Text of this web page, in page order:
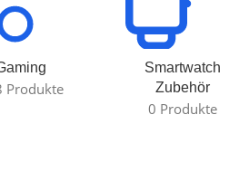
Produkte
Smartwatch
Zubehör
0 Produkte